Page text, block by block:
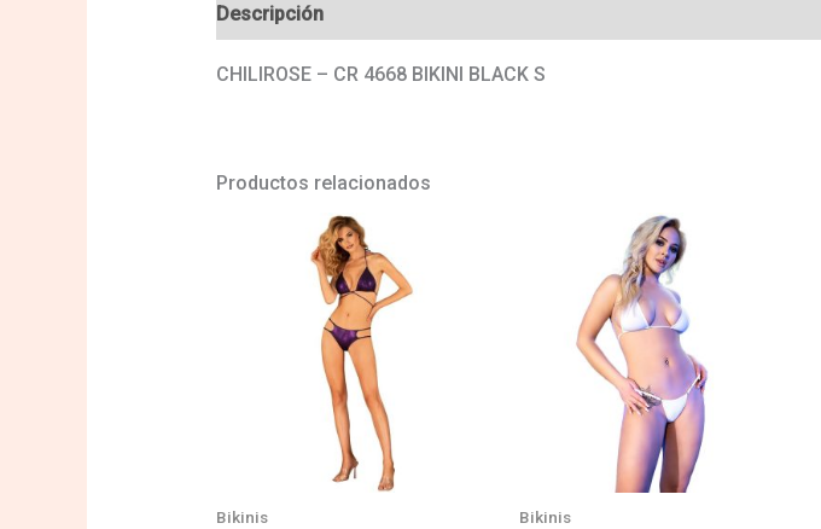
Descripción
CHILIROSE – CR 4668 BIKINI BLACK S
Productos relacionados
Bikinis Bikinis